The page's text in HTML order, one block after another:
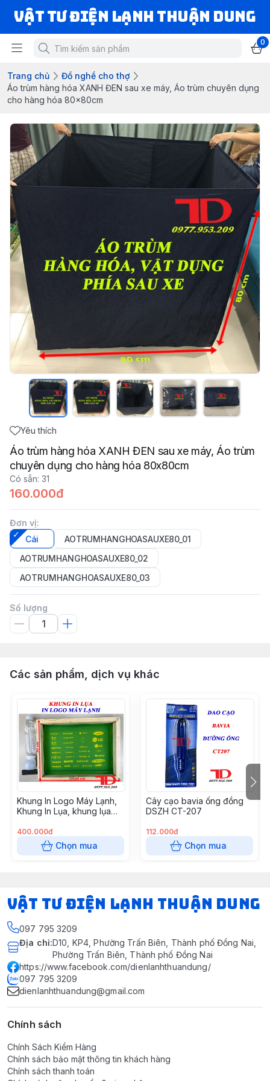
VẬT TƯ ĐIỆN LẠNH THUẬN DUNG
0
Trang chủ
Đồ nghề cho thợ
Áo trùm hàng hóa XANH ĐEN sau xe máy, Áo trùm chuyên dụng
cho hàng hóa 80x80cm
Yêu thích
Áo trùm hàng hóa XANH ĐEN sau xe máy, Áo trùm
chuyên dụng cho hàng hóa 80x80cm
Có sẵn: 31
160.000đ
Đơn vị:
Cái
AOTRUMHANGHOASAUXE80_01
AOTRUMHANGHOASAUXE80_02
AOTRUMHANGHOASAUXE80_03
Số lượng
Các sản phẩm, dịch vụ khác
Khung In Logo Máy Lạnh,
Khung In Lụa, khung lụa
400.000đ
Chọn mua
Cây cạo bavia ống đồng
DSZH CT-207
112.000đ
Chọn mua
VẬT TƯ ĐIỆN LẠNH THUẬN DUNG
097 795 3209
Địa chỉ:D10, KP4, Phường Trấn Biên, Thành phố Đồng Nai,
Phường Trấn Biên, Thành phố Đồng Nai
https://www.facebook.com/dienlanhthuandung/
097 795 3209
dienlanhthuandung@gmail.com
Chính sách
Chính Sách Kiểm Hàng
Chính sách bảo mật thông tin khách hàng
Chính sách thanh toán